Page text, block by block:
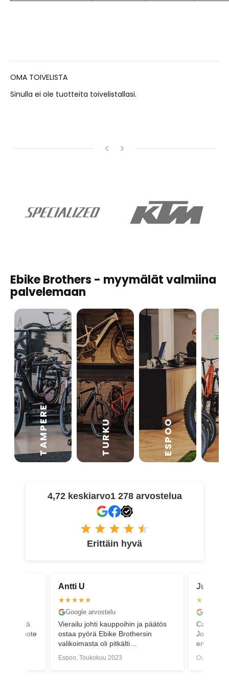
OMA TOIVELISTA
Sinulla ei ole tuotteita toivelistallasi.
Ebike Brothers - myymälät valmiina
palvelemaan
TAMPERE TURKU ESPOO
4,72 keskiarvo1 278 arvostelua
Erittäin hyvä
Eikä
kun tuote
Antti U
★★★★★
Google arvostelu
Vierailu johti kauppoihin ja päätös
ostaa pyörä Ebike Brothersin
valikoimasta oli pitkälti
akku ja lukko sarjoitettiin toimimaan
Espoo, Toukokuu 2023
Juha M
★★★★★
Canyoni
Joutuivat
Oulu,